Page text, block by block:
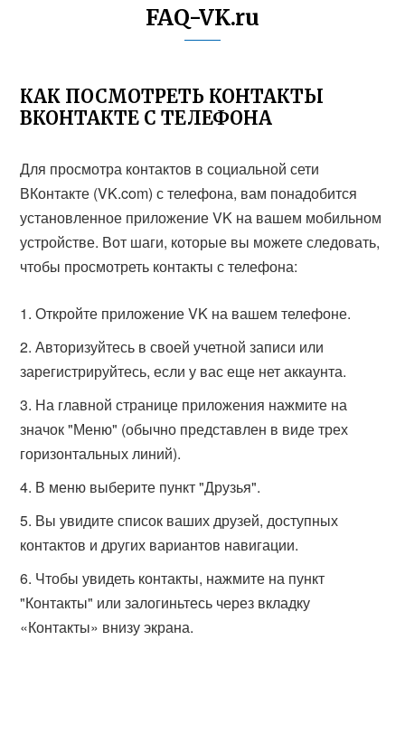
FAQ-VK.ru
КАК ПОСМОТРЕТЬ КОНТАКТЫ
ВКОНТАКТЕ С ТЕЛЕФОНА
Для просмотра контактов в социальной сети
ВКонтакте (VK.com) с телефона, вам понадобится
установленное приложение VK на вашем мобильном
устройстве. Вот шаги, которые вы можете следовать,
чтобы просмотреть контакты с телефона:
Откройте приложение VK на вашем телефоне.
Авторизуйтесь в своей учетной записи или
зарегистрируйтесь, если у вас еще нет аккаунта.
На главной странице приложения нажмите на
значок "Меню" (обычно представлен в виде трех
горизонтальных линий).
В меню выберите пункт "Друзья".
Вы увидите список ваших друзей, доступных
контактов и других вариантов навигации.
Чтобы увидеть контакты, нажмите на пункт
"Контакты" или залогиньтесь через вкладку
«Контакты» внизу экрана.